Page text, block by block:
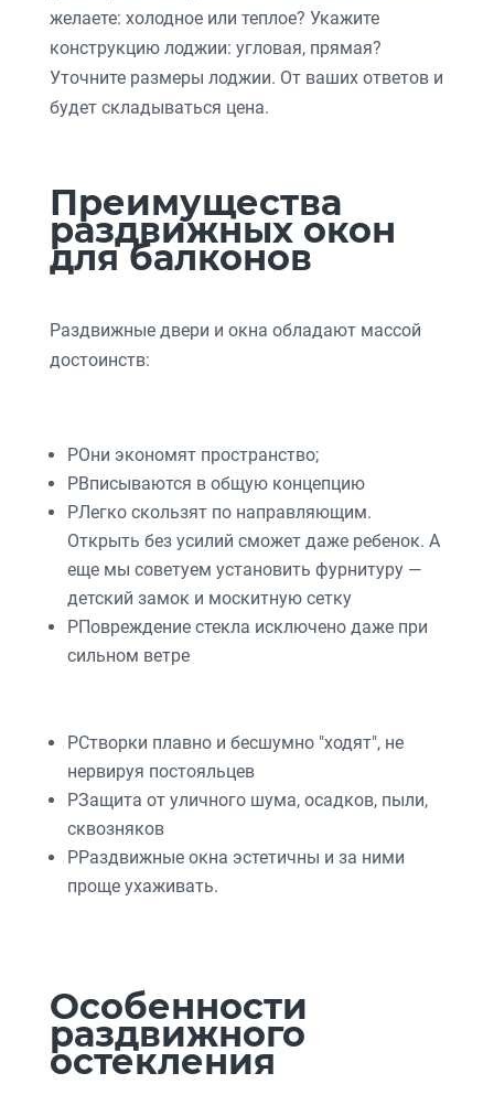
желаете: холодное или теплое? Укажите
конструкцию лоджии: угловая, прямая?
Уточните размеры лоджии. От ваших ответов и
будет складываться цена.
Преимущества
раздвижных окон
для балконов
Раздвижные двери и окна обладают массой
достоинств:
PОни экономят пространство;
PВписываются в общую концепцию
PЛегко скользят по направляющим.
Открыть без усилий сможет даже ребенок. А
еще мы советуем установить фурнитуру —
детский замок и москитную сетку
PПовреждение стекла исключено даже при
сильном ветре
PСтворки плавно и бесшумно "ходят", не
нервируя постояльцев
PЗащита от уличного шума, осадков, пыли,
сквозняков
PРаздвижные окна эстетичны и за ними
проще ухаживать.
Особенности
раздвижного
остекления